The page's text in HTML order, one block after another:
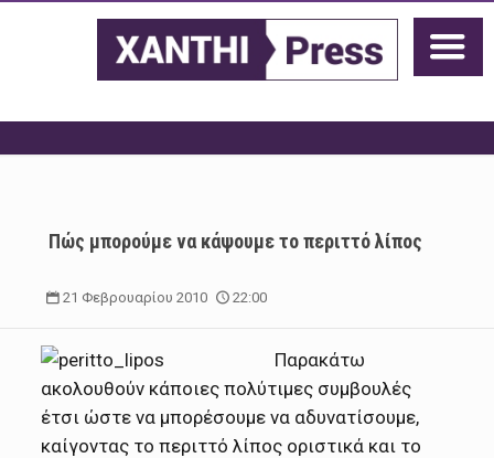
Πώς μπορούμε να κάψουμε το περιττό λίπος
21 Φεβρουαρίου 2010 22:00
Παρακάτω
ακολουθούν κάποιες πολύτιμες συμβουλές
έτσι ώστε να μπορέσουμε να αδυνατίσουμε,
καίγοντας το περιττό λίπος οριστικά και το